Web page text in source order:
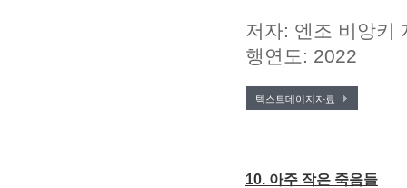
저자: 엔조 비앙키
행연도: 2022
텍스트데이지자료
10. 아주 작은 죽음들